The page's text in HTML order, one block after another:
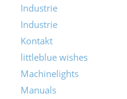
Industrie
Industrie
Kontakt
littleblue wishes
Machinelights
Manuals